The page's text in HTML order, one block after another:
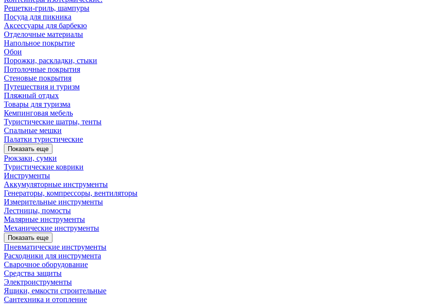
Решетки-гриль, шампуры
Посуда для пикника
Аксессуары для барбекю
Отделочные материалы
Напольное покрытие
Обои
Порожки, раскладки, стыки
Потолочные покрытия
Стеновые покрытия
Путешествия и туризм
Пляжный отдых
Товары для туризма
Кемпинговая мебель
Туристические шатры, тенты
Спальные мешки
Палатки туристические
Показать еще
Рюкзаки, сумки
Туристические коврики
Инструменты
Аккумуляторные инструменты
Генераторы, компрессоры, вентиляторы
Измерительные инструменты
Лестницы, помосты
Малярные инструменты
Механические инструменты
Показать еще
Пневматические инструменты
Расходники для инструмента
Сварочное оборудование
Средства защиты
Электроиструменты
Ящики, емкости строительные
Сантехника и отопление